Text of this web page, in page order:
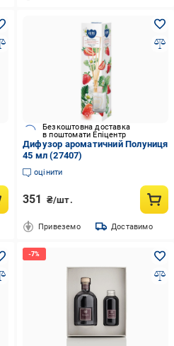
Безкоштовна доставка
в поштомати Епіцентр
Дифузор ароматичний Полуниця
45 мл (27407)
оцінити
351 ₴/шт.
Привеземо Доставимо